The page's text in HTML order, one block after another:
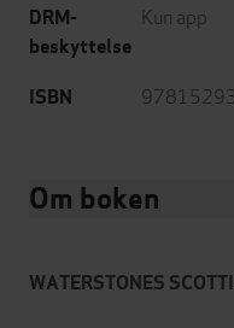
DRM-
beskyttelse
Kun app
ISBN
Om boken
WATERSTONES